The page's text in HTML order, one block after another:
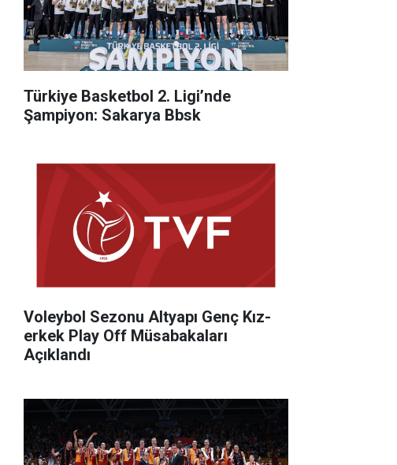
Türkiye Basketbol 2. Ligi’nde
Şampiyon: Sakarya Bbsk
Voleybol Sezonu Altyapı Genç Kız-
erkek Play Off Müsabakaları
Açıklandı